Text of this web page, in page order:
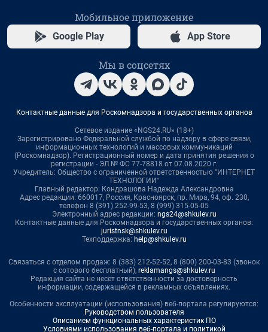
Мобильное приложение
Google Play App Store
Мы в соцсетях
Контактные данные для Роскомнадзора и государственных органов
Сетевое издание «NGS24.RU» (18+)
Зарегистрировано Федеральной службой по надзору в сфере связи,
информационных технологий и массовых коммуникаций
(Роскомнадзор). Регистрационный номер и дата принятия решения о
регистрации - ЭЛ № ФС 77-78818 от 07.08.2020 г.
Учредитель: Общество с ограниченной ответственностью "ИНТЕРНЕТ
ТЕХНОЛОГИИ"
Главный редактор: Кондрашова Надежда Александровна
Адрес редакции: 660017, Россия, Красноярск, пр. Мира, 94, оф. 230,
телефон 8 (391) 252-99-53, 8 (999) 315-05-05
Электронный адрес редакции: ngs24@shkulev.ru
Контактные данные для Роскомнадзора и государственных органов:
juristnsk@shkulev.ru
Техподдержка: help@shkulev.ru
Связаться с отделом продаж: 8 (383) 212-52-52, 8 (800) 200-03-83 (звонок
с сотового бесплатный), reklamangs@shkulev.ru
Редакция сайта не несет ответственности за достоверность
информации, содержащейся в рекламных объявлениях.
Особенности эксплуатации (использования) веб-портала регулируются:
Руководством пользователя
Описанием функциональных характеристик ПО
Условиями использования веб-портала и политикой